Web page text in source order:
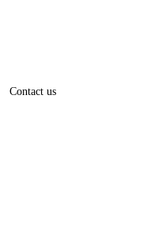
Contact us